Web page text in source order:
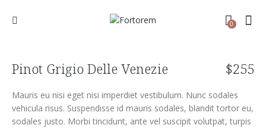
0
Pinot Grigio Delle Venezie $255
Mauris eu nisi eget nisi imperdiet vestibulum. Nunc sodales
vehicula risus. Suspendisse id mauris sodales, blandit tortor eu,
sodales justo. Morbi tincidunt, ante vel suscipit volutpat, turpis